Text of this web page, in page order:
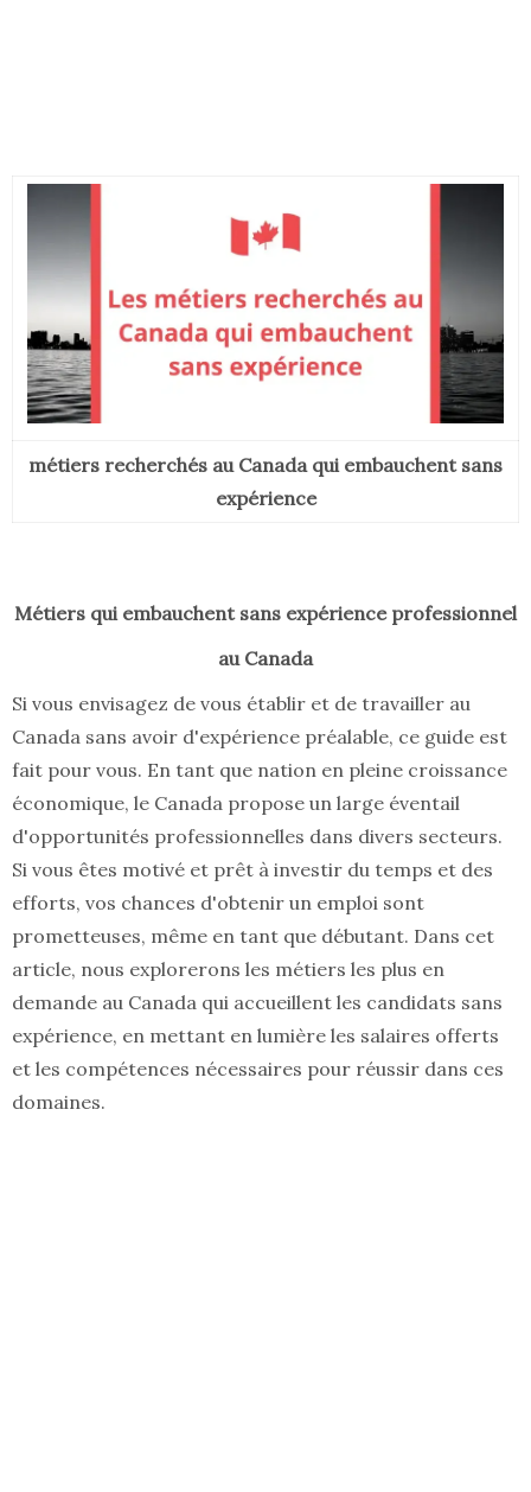
métiers recherchés au Canada qui embauchent sans
expérience
Métiers qui embauchent sans expérience professionnel
au Canada
Si vous envisagez de vous établir et de travailler au
Canada sans avoir d'expérience préalable, ce guide est
fait pour vous. En tant que nation en pleine croissance
économique, le Canada propose un large éventail
d'opportunités professionnelles dans divers secteurs.
Si vous êtes motivé et prêt à investir du temps et des
efforts, vos chances d'obtenir un emploi sont
prometteuses, même en tant que débutant. Dans cet
article, nous explorerons les métiers les plus en
demande au Canada qui accueillent les candidats sans
expérience, en mettant en lumière les salaires offerts
et les compétences nécessaires pour réussir dans ces
domaines.